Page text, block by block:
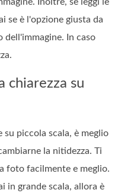
se è l'opzione giusta da
dell'immagine. In caso
chiarezza su
su piccola scala, è meglio
la nitidezza. Ti
foto facilmente e meglio.
in grande scala, allora è